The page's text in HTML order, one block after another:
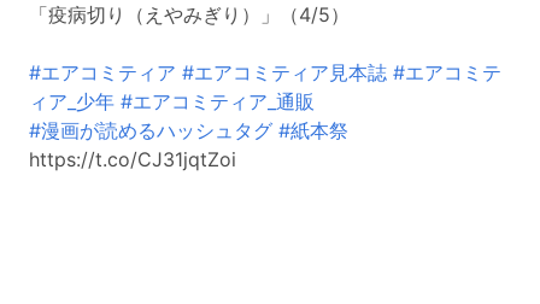
「疫病切り（えやみぎり）」（4/5）
#エアコミティア #エアコミティア見本誌 #エアコミテ
ィア_少年 #エアコミティア_通販
#漫画が読めるハッシュタグ #紙本祭
https://t.co/CJ31jqtZoi